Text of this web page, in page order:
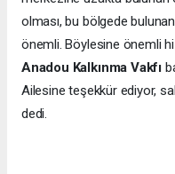
olması, bu bölgede
önemli. Böylesine önemli
Anadou Kalkınma Vakfı
Ailesine teşekkür ediyor,
dedi.